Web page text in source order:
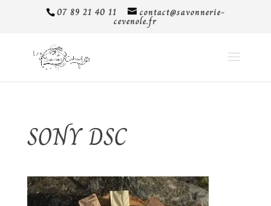
07 89 21 40 11 contact@savonnerie-
cevenole.fr
SONY DSC